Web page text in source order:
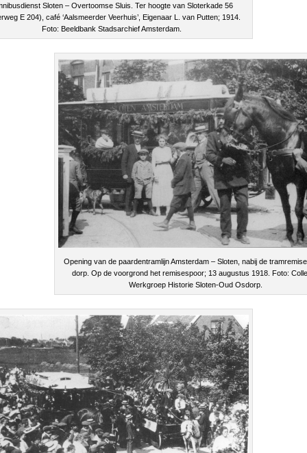
Sloten – Overtoomse Sluis. Ter hoogte van Sloterkade 56
E 204), café ‘Aalsmeerder Veerhuis’, Eigenaar L. van Putten; 1914.
Foto: Beeldbank Stadsarchief Amsterdam.
Opening van de paardentramlijn Amsterdam – Sloten, nabij de
dorp. Op de voorgrond het remisespoor; 13 augustus 1918. Foto:
Werkgroep Historie Sloten-Oud Osdorp.